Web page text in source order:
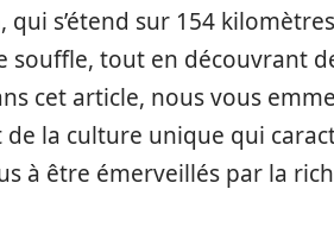
qui s’étend sur 154
souffle, tout en découvrant
cet article, nous vous
de la culture unique qui
à être émerveillés par la